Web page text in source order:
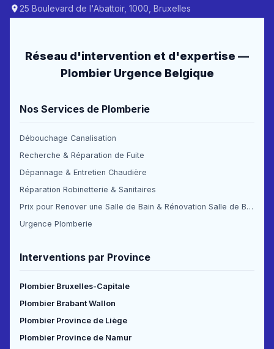
25 Boulevard de l'Abattoir, 1000, Bruxelles
Réseau d'intervention et d'expertise —
Plombier Urgence Belgique
Nos Services de Plomberie
Débouchage Canalisation
Recherche & Réparation de Fuite
Dépannage & Entretien Chaudière
Réparation Robinetterie & Sanitaires
Prix pour Renover une Salle de Bain & Rénovation Salle de Bain Prix
Urgence Plomberie
Interventions par Province
Plombier Bruxelles-Capitale
Plombier Brabant Wallon
Plombier Province de Liège
Plombier Province de Namur